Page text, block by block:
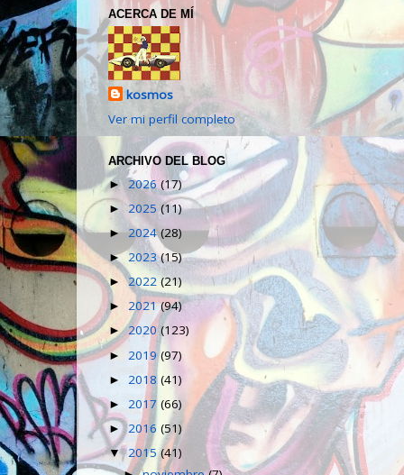
ACERCA DE MÍ
kosmos
Ver mi perfil completo
ARCHIVO DEL BLOG
► 2026(17)
► 2025(11)
► 2024(28)
► 2023(15)
►2022(21)
► 2021(94)
►2020(123)
► 2019(97)
► 2018 (41)
► 2017 (66)
► 2016 (51)
▼2015(41)